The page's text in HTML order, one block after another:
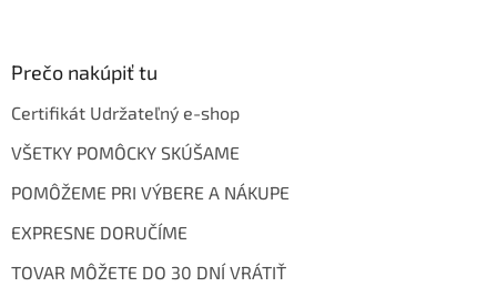
Prečo nakúpiť tu
Certifikát Udržateľný e-shop
VŠETKY POMÔCKY SKÚŠAME
POMÔŽEME PRI VÝBERE A NÁKUPE
EXPRESNE DORUČÍME
TOVAR MÔŽETE DO 30 DNÍ VRÁTIŤ